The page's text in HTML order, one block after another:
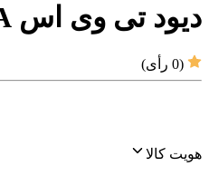
دیود تی وی اس SMBJ48A
(
0 رأی)
هویت کالا